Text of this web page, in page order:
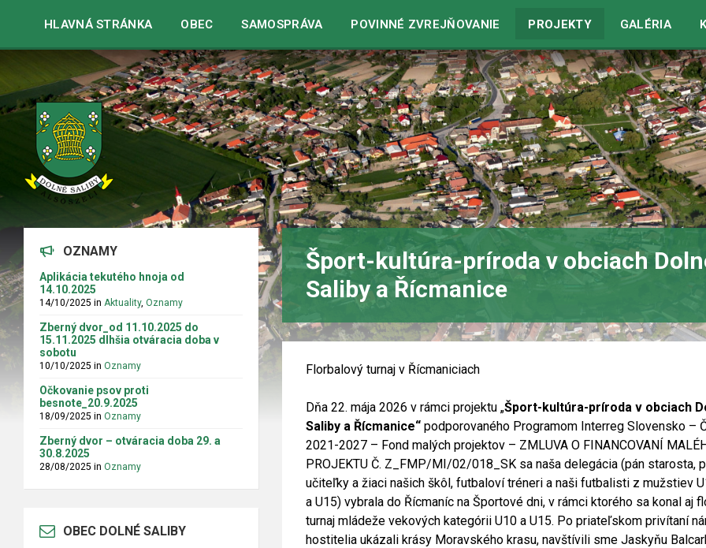
Warning: strpos() expects parameter 1 to be string, array given in/home/web/dolnesaliby.sk/www/wp-includes/blocks.php
HLAVNÁ STRÁNKA OBEC SAMOSPRÁVA POVINNÉ ZVREJŇOVANIE PROJEKTY GALÉRIA
Šport-kultúra-príroda v obciach
Saliby a Řícmanice
Florbalový turnaj v Řícmaniciach
Dňa 22. mája 2026 v rámci projektu „Šport-kultúra-príroda v obciach
Saliby a Řícmanice“ podporovaného Programom Interreg Slovensko –
2021-2027 – Fond malých projektov – ZMLUVA O FINANCOVANÍ
PROJEKTU Č. Z_FMP/MI/02/018_SK sa naša delegácia (pán starosta,
učiteľky a žiaci našich škôl, futbaloví tréneri a naši futbalisti z mužstiev
a U15) vybrala do Řícmaníc na Športové dni, v rámci ktorého sa konal aj
turnaj mládeže vekových kategórii U10 a U15. Po priateľskom privítaní
hostitelia ukázali krásy Moravského krasu, navštívili sme Jaskyňu
OZNAMY
Aplikácia tekutého hnoja od
14.10.2025
14/10/2025 in Aktuality, Oznamy
Zberný dvor_od 11.10.2025 do
15.11.2025 dlhšia otváracia doba v
sobotu
10/10/2025 in Oznamy
Očkovanie psov proti
besnote_20.9.2025
18/09/2025 in Oznamy
Zberný dvor – otváracia doba 29. a
30.8.2025
28/08/2025 in Oznamy
OBEC DOLNÉ SALIBY